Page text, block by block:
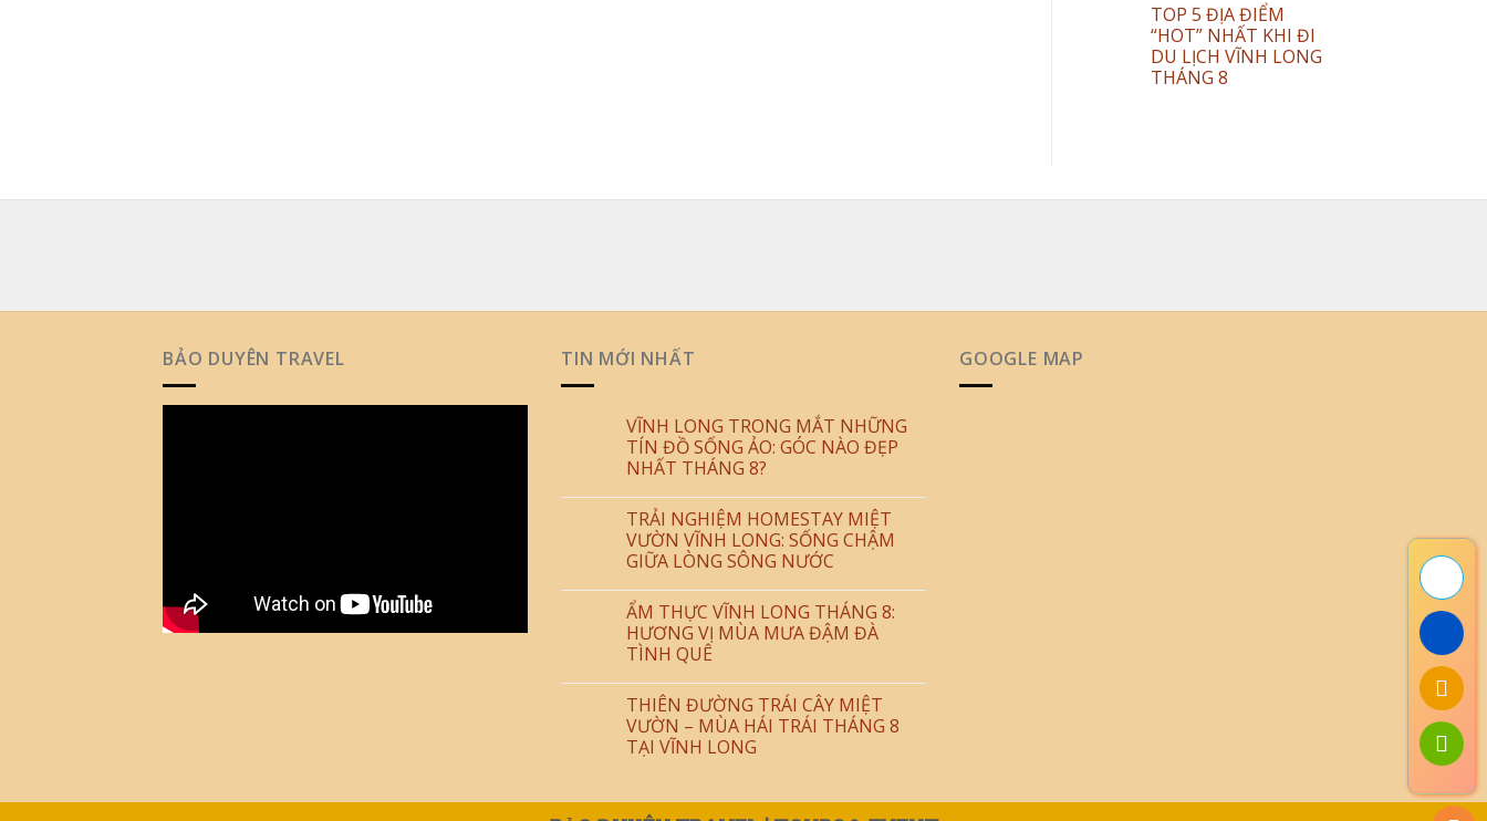
TOP 5 ĐỊA ĐIỂM
“HOT” NHẤT KHI ĐI
DU LỊCH VĨNH LONG
THÁNG 8
BẢO DUYÊN TRAVEL TIN MỚI NHẤT
VĨNH LONG TRONG MẮT NHỮNG
TÍN ĐỒ SỐNG ẢO: GÓC NÀO ĐẸP
NHẤT THÁNG 8?
TRẢI NGHIỆM HOMESTAY MIỆT
VƯỜN VĨNH LONG: SỐNG CHẬM
GIỮA LÒNG SÔNG NƯỚC
ẨM THỰC VĨNH LONG THÁNG 8:
HƯƠNG VỊ MÙA MƯA ĐẬM ĐÀ
TÌNH QUÊ
THIÊN ĐƯỜNG TRÁI CÂY MIỆT
VƯỜN – MÙA HÁI TRÁI THÁNG 8
TẠI VĨNH LONG
GOOGLE MAP